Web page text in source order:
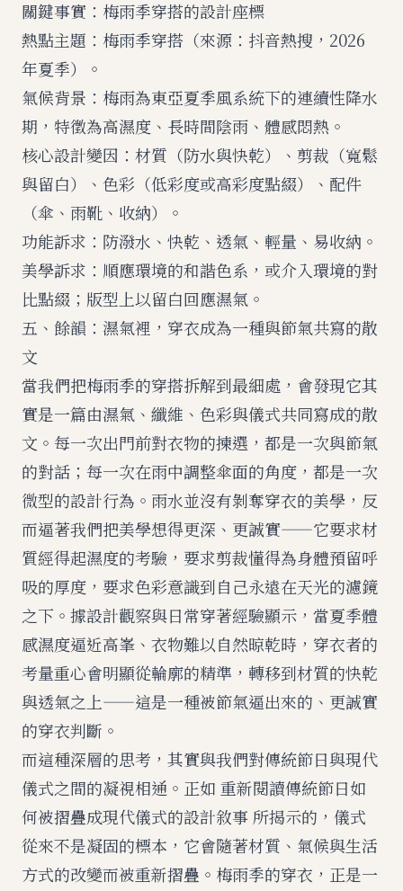
關鍵事實：梅雨季穿搭的設計座標
熱點主題：梅雨季穿搭（來源：抖音熱搜，2026
年夏季）。
氣候背景：梅雨為東亞夏季風系統下的連續性降水
期，特徵為高濕度、長時間陰雨、體感悶熱。
核心設計變因：材質（防水與快乾）、剪裁（寬鬆
與留白）、色彩（低彩度或高彩度點綴）、配件
（傘、雨靴、收納）。
功能訴求：防潑水、快乾、透氣、輕量、易收納。
美學訴求：順應環境的和諧色系，或介入環境的對
比點綴；版型上以留白回應濕氣。
五、餘韻：濕氣裡，穿衣成為一種與節氣共寫的散
文
當我們把梅雨季的穿搭拆解到最細處，會發現它其
實是一篇由濕氣、纖維、色彩與儀式共同寫成的散
文。每一次出門前對衣物的揀選，都是一次與節氣
的對話；每一次在雨中調整傘面的角度，都是一次
微型的設計行為。雨水並沒有剝奪穿衣的美學，反
而逼著我們把美學想得更深、更誠實——它要求材
質經得起濕度的考驗，要求剪裁懂得為身體預留呼
吸的厚度，要求色彩意識到自己永遠在天光的濾鏡
之下。據設計觀察與日常穿著經驗顯示，當夏季體
感濕度逼近高峯、衣物難以自然晾乾時，穿衣者的
考量重心會明顯從輪廓的精準，轉移到材質的快乾
與透氣之上——這是一種被節氣逼出來的、更誠實
的穿衣判斷。
而這種深層的思考，其實與我們對傳統節日與現代
儀式之間的凝視相通。正如 重新閱讀傳統節日如
何被摺疊成現代儀式的設計敘事 所揭示的，儀式
從來不是凝固的標本，它會隨著材質、氣候與生活
方式的改變而被重新摺疊。梅雨季的穿衣，正是一